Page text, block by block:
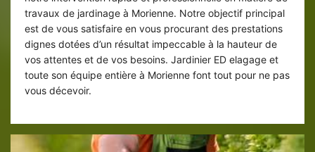
travaux de jardinage à Morienne. Notre objectif principal
est de vous satisfaire en vous procurant des prestations
dignes dotées d’un résultat impeccable à la hauteur de
vos attentes et de vos besoins. Jardinier ED elagage et
toute son équipe entière à Morienne font tout pour ne pas
vous décevoir.